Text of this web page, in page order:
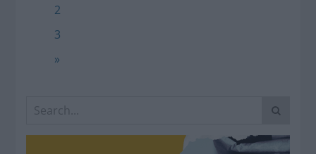
2
3
»